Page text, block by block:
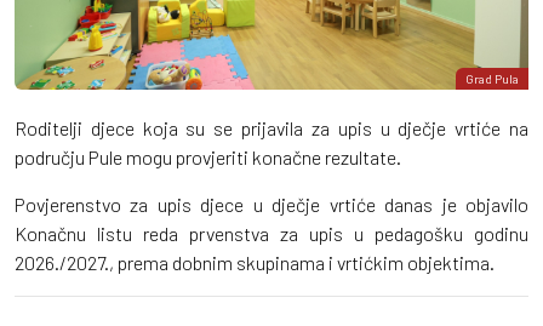
Grad Pula
Roditelji djece koja su se prijavila za upis u dječje vrtiće na
području Pule mogu provjeriti konačne rezultate.
Povjerenstvo za upis djece u dječje vrtiće danas je objavilo
Konačnu listu reda prvenstva za upis u pedagošku godinu
2026./2027., prema dobnim skupinama i vrtićkim objektima.